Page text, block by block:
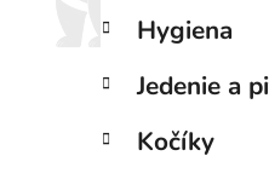
Hygiena
Jedenie a
Kočíky